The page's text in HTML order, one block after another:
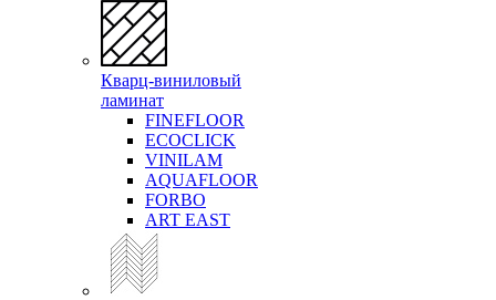
Кварц-виниловый
ламинат
FINEFLOOR
ECOCLICK
VINILAM
AQUAFLOOR
FORBO
ART EAST